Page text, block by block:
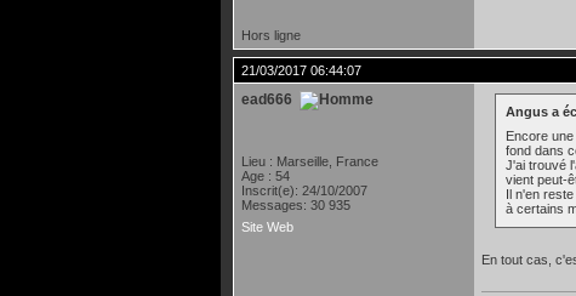
Hors ligne
21/03/2017 06:44:07
ead666
Lieu : Marseille, France
Age : 54
Inscrit(e): 24/10/2007
Messages: 30 935
Site Web
Angus a
Encore
fond dans
J'ai trouvé
vient peut-
Il n'en
à certains
En tout cas,